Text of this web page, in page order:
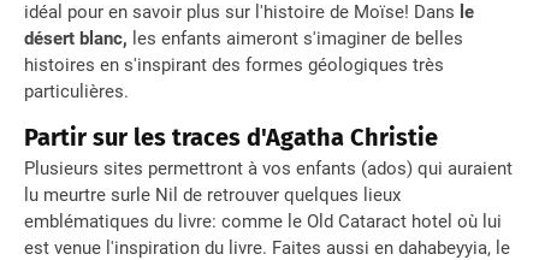
idéal pour en savoir plus sur l'histoire de Moïse! Dans le
désert blanc, les enfants aimeront s'imaginer de belles
histoires en s'inspirant des formes géologiques très
particulières.
Partir sur les traces d'Agatha Christie
Plusieurs sites permettront à vos enfants (ados) qui auraient
lu meurtre surle Nil de retrouver quelques lieux
emblématiques du livre: comme le Old Cataract hotel où lui
est venue l'inspiration du livre. Faites aussi en dahabeyyia, le